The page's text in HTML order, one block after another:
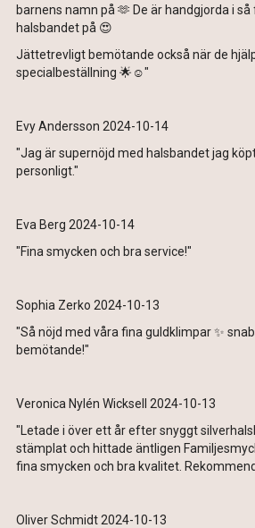
barnens namn på 🫶 De är handgjorda i
halsbandet på 😍
Jättetrevligt bemötande också när de
specialbeställning 🌟☺️"
Evy Andersson 2024-10-14
"Jag är supernöjd med halsbandet jag
personligt."
Eva Berg 2024-10-14
"Fina smycken och bra service!"
Sophia Zerko 2024-10-13
"Så nöjd med våra fina guldklimpar ✨️
bemötande!"
Veronica Nylén Wicksell 2024-10-13
"Letade i över ett år efter snyggt
stämplat och hittade äntligen
fina smycken och bra kvalitet.
Oliver Schmidt 2024-10-13